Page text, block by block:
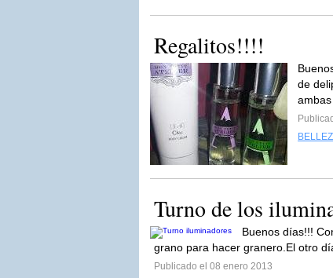
Regalitos!!!!
de
ambas
Turno de los
Buenos días!!!
grano para hacer granero.El otro
Publicado el 08 enero 2013